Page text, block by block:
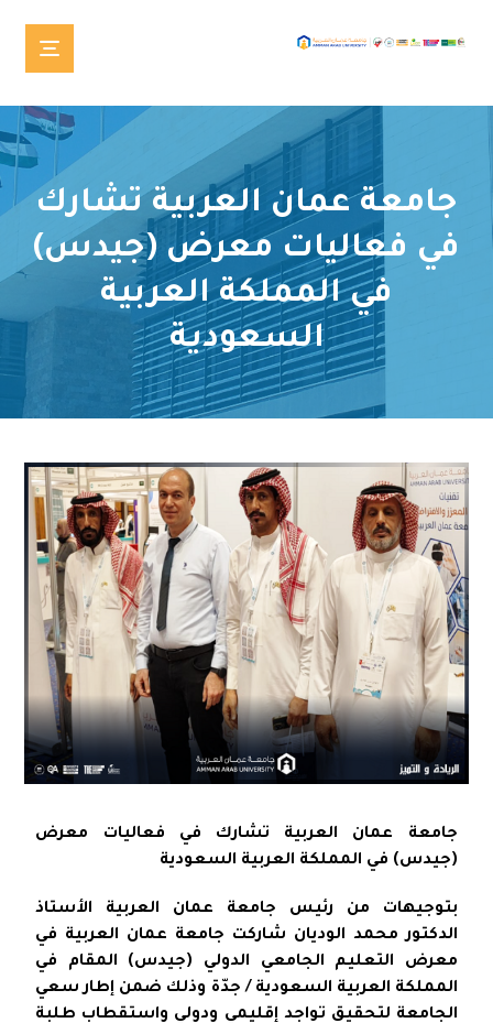
جامعة عمان العربية تشارك
في فعاليات معرض (جيدس)
في المملكة العربية
السعودية
جامعة عمان العربية تشارك في فعاليات معرض
(جيدس) في المملكة العربية السعودية
بتوجيهات من رئيس جامعة عمان العربية الأستاذ
الدكتور محمد الوديان شاركت جامعة عمان العربية في
معرض التعليم الجامعي الدولي (جيدس) المقام في
المملكة العربية السعودية / جدّة وذلك ضمن إطار سعي
الجامعة لتحقيق تواجد إقليمي ودولي واستقطاب طلبة